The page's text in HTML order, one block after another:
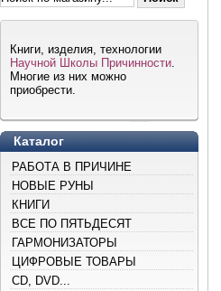
Книги, изделия, технологии
Научной Школы Причинности
Многие из них можно
приобрести.
Каталог
РАБОТА В ПРИЧИНЕ
НОВЫЕ РУНЫ
КНИГИ
ВСЕ ПО ПЯТЬДЕСЯТ
ГАРМОНИЗАТОРЫ
ЦИФРОВЫЕ ТОВАРЫ
CD, DVD...